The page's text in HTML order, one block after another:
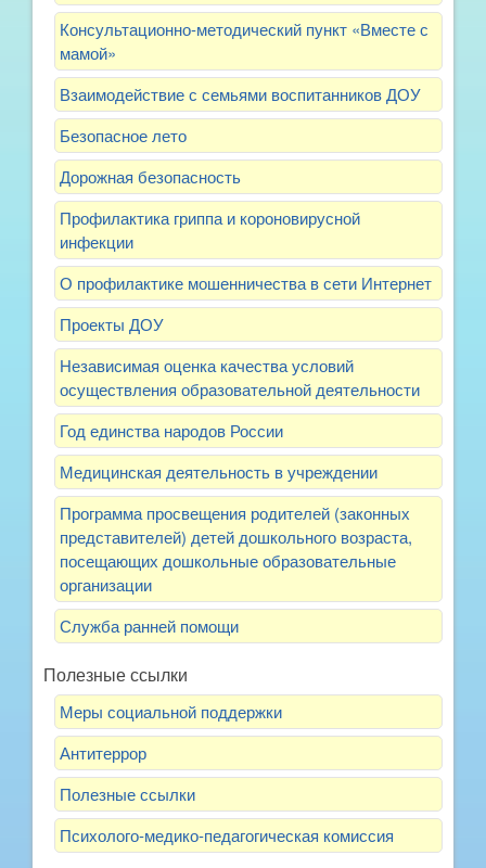
Консультационно-методический пункт «Вместе с
мамой»
Взаимодействие с семьями воспитанников ДОУ
Безопасное лето
Дорожная безопасность
Профилактика гриппа и короновирусной
инфекции
О профилактике мошенничества в сети Интернет
Проекты ДОУ
Независимая оценка качества условий
осуществления образовательной деятельности
Год единства народов России
Медицинская деятельность в учреждении
Программа просвещения родителей (законных
представителей) детей дошкольного возраста,
посещающих дошкольные образовательные
организации
Служба ранней помощи
Полезные ссылки
Меры социальной поддержки
Антитеррор
Полезные ссылки
Психолого-медико-педагогическая комиссия